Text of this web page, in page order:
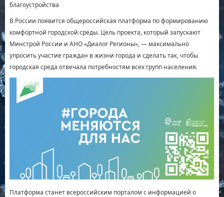
благоустройства
В России появится общероссийская платформа по формированию
комфортной городской среды. Цель проекта, который запускают
Минстрой России и АНО «Диалог Регионы», — максимально
упросить участие граждан в жизни города и сделать так, чтобы
городская среда отвечала потребностям всех групп населения.
Платформа станет всероссийским порталом с информацией о